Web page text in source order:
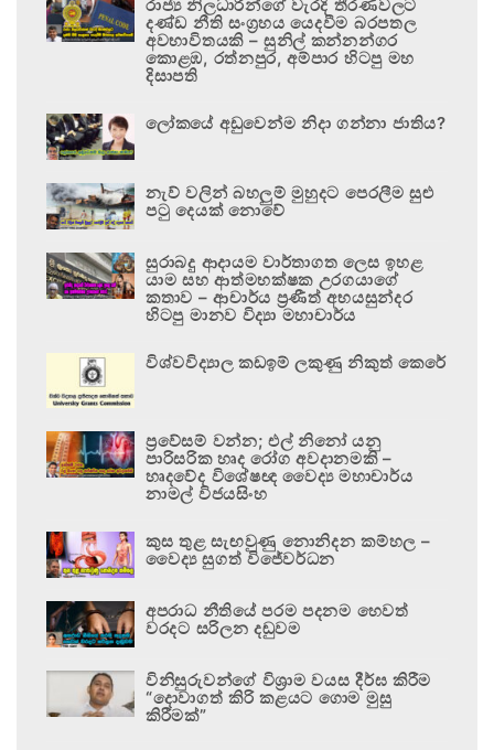
රාජ්‍ය නිලධාරීන්ගේ වැරදි තීරණවලට
දණ්ඩ නීති සංග්‍රහය යෙදවීම බරපතල
අවභාවිතයකි – සුනිල් කන්නන්ගර
කොළඹ, රත්නපුර, අම්පාර හිටපු මහ
දිසාපති
ලෝකයේ අඩුවෙන්ම නිදා ගන්නා ජාතිය?
නැව් වලින් බහලුම් මුහුදට පෙරලීම සුළු
පටු දෙයක් නොවේ
සුරාබදු ආදායම වාර්තාගත ලෙස ඉහළ
යාම සහ ආත්මභක්ෂක උරගයාගේ
කතාව – ආචාර්ය ප්‍රණීත් අභයසුන්දර
හිටපු මානව විද්‍යා මහාචාර්ය
විශ්වවිද්‍යාල කඩඉම් ලකුණු නිකුත් කෙරේ
ප්‍රවේසම් වන්න; එල් නිනෝ යනු
පාරිසරික හෘද රෝග අවදානමකි –
හෘදවේද විශේෂඥ වෛද්‍ය මහාචාර්ය
නාමල් විජයසිංහ
කුස තුළ සැඟවුණු නොනිදන කම්හල –
වෛද්‍ය සුගත් විජේවර්ධන
අපරාධ නීතියේ පරම පදනම හෙවත්
වරදට සරිලන දඬුවම
විනිසුරුවන්ගේ විශ්‍රාම වයස දීර්ඝ කිරීම
“දොවාගත් කිරි කළයට ගොම මුසු
කිරීමක්”